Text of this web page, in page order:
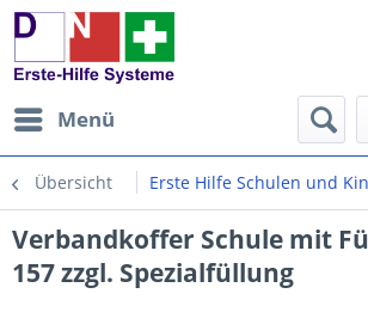
Menü
Übersicht Erste Hilfe Schulen und
Verbandkoffer Schule mit
157 zzgl. Spezialfüllung